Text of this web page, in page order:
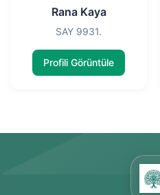
Rana Kaya
SAY 9931.
Profili Görüntüle